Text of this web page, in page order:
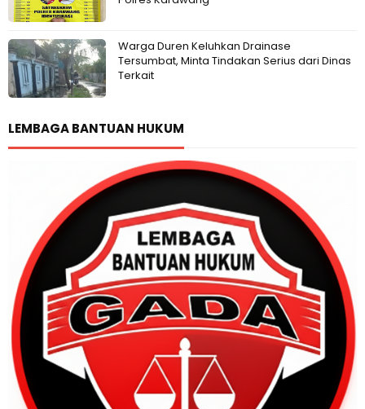
Warga Duren Keluhkan Drainase
Tersumbat, Minta Tindakan Serius dari Dinas
Terkait
LEMBAGA BANTUAN HUKUM